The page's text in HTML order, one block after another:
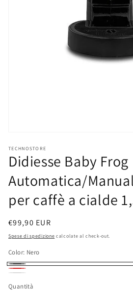
multimediali
1
in
modale
TECHNOSTORE
Didiesse Baby Frog
Automatica/
per caffè a cialde
Prezzo
di
€99,90 EUR
Spese di spedizione calcolate al check-out.
Color: Nero
Nero
Rosso
Quantità